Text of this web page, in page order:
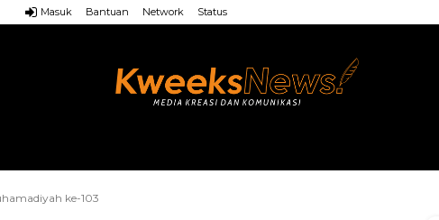
Masuk Bantuan Network Status
ke-103